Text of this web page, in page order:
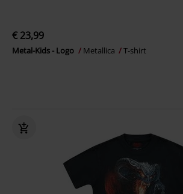
€ 23,99
Metal-Kids - Logo Metallica T-shirt